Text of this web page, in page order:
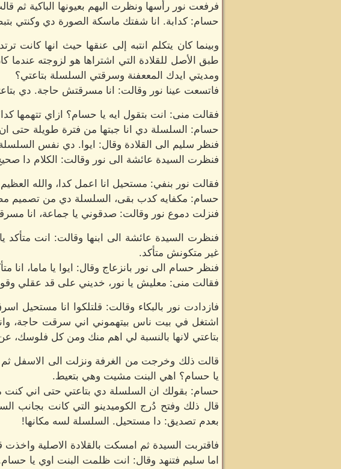
فرفعت نور رأسها ونظرت اليهم بعيونها الباكية ثم
حسام: كدابة. انا شفتك ماسكة الصورة دي وكنتي
وبينما كان يتكلم انتبه إلى عنقها حيث انها كانت
طبق الأصل للقلادة التي اشتراها هو لزوجته عندما
ومديتي ايدك المععفنة وسرقتي السلسلة بتاعتي؟
فاتسعت عينا نور وقالت: انا مسرقتش حاجة. دي
فقالت منى: انت بتقول ايه يا حسام؟ ازاي تتهمها
حسام: السلسلة دي انا جبتها من فترة طويلة حتى
فنظر سليم الى القلادة وقال: ايوا. دي نفس
فنظرت السيدة عائشة الى نور وقالت: الكلام دا
فقالت نور بنفي: مستحيل انا اعمل كدا، والله
حسام: مكفايه كدب بقى، السلسلة دي من تصميم
فنزلت دموع نور وقالت: صدقوني يا جماعة، انا
فنظرت السيدة عائشة الى ابنها وقالت: انت متأكد
غير متكونش متأكد.
فنظر حسام الى نور بانزعاج وقال: ايوا يا ماما، انا
فقالت منى: معليش يا نور، خديني على قد عقلي
فازدادت نور بالبكاء وقالت: قلتلكوا انا
اشتغل في بيت ناس بيتهموني اني سرقت حاجة،
بتاعتي لانها بالنسبة لي اهم منك ومن كل فلوسك،
قالت ذلك وخرجت من الغرفة ونزلت الى الاسفل ثم
يا حسام؟ اهي البنت مشيت وهي بتعيط.
حسام: بقولك ان السلسلة دي بتاعتي حتى اني كنت
قال ذلك وفتح دُرج الكوميدينو التي كانت بجانب
بعدم تصديق: دا مستحيل. السلسلة لسه مكانها!
فاقتربت السيدة ثم امسكت بالقلادة الاصلية
اما سليم فتنهد وقال: انت ظلمت البنت اوي يا